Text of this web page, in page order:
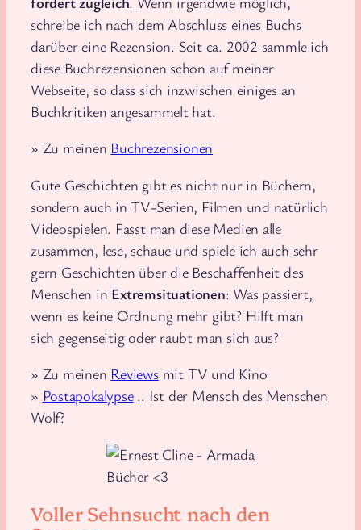
schreibe ich nach dem Abschluss eines Buchs
darüber eine Rezension. Seit ca. 2002 sammle ich
diese Buchrezensionen schon auf meiner
Webseite, so dass sich inzwischen einiges an
Buchkritiken angesammelt hat.
» Zu meinen Buchrezensionen
Gute Geschichten gibt es nicht nur in Büchern,
sondern auch in TV-Serien, Filmen und natürlich
Videospielen. Fasst man diese Medien alle
zusammen, lese, schaue und spiele ich auch sehr
gern Geschichten über die Beschaffenheit des
Menschen in Extremsituationen: Was passiert,
wenn es keine Ordnung mehr gibt? Hilft man
sich gegenseitig oder raubt man sich aus?
» Zu meinen Reviewsmit TV und Kino
» Postapokalypse.. Ist der Mensch des Menschen
Wolf?
Bücher <3
Voller Sehnsucht nach den